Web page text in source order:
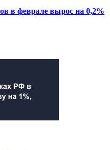
в феврале вырос на 0,2%